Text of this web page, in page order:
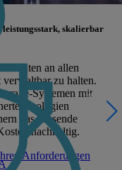
leistungsstark, skalierbar
Daten an allen
zu halten.
Systemen mit
das passende
nachhaltig.
Anforderungen